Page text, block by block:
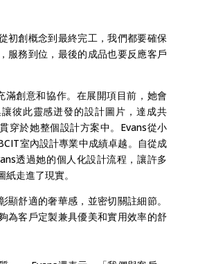
初創概念到最終完工，我們都要確保
服務到位，最後的成品也要反應客戶
滿創意和協作。在展開項目前，她會
彼此靈感迸發的設計圖片，達成共
穿於她整個設計方案中。Evans從小
室內設計專業中成績卓越。自從成
透過她的個人化設計流程，讓許多
走進了現實。
顯舒適的奢華感，並密切關註細節。
為客戶定製兼具優美和實用效率的舒